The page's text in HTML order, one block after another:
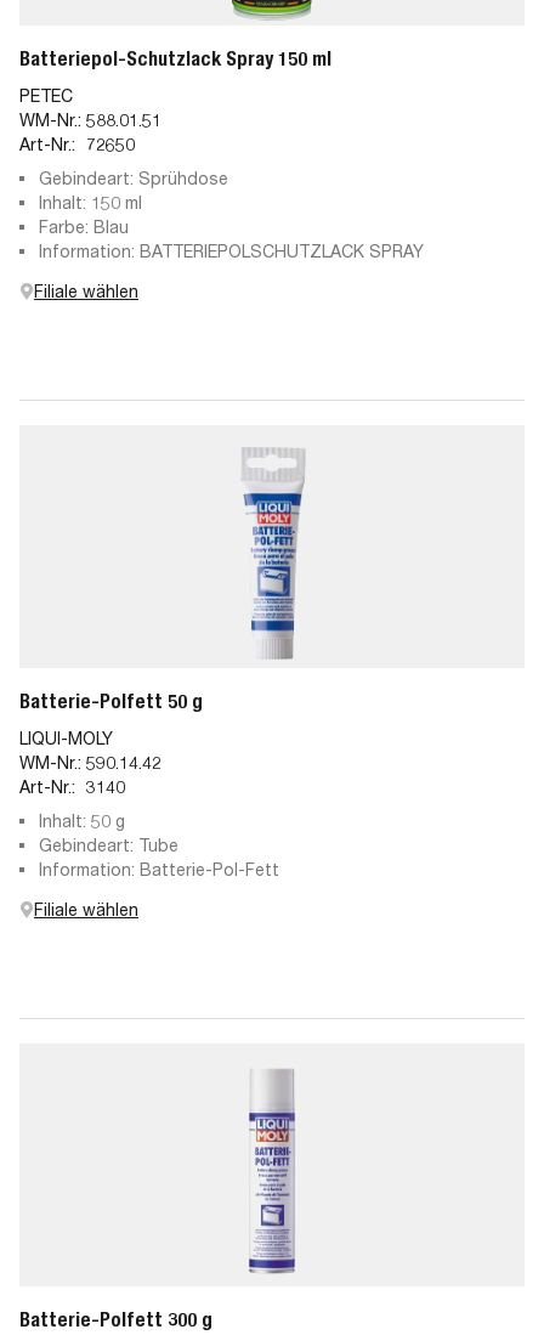
Batteriepol-Schutzlack Spray 150 ml
PETEC
WM-Nr.: 588.01.51
Art-Nr.:
72650
Gebindeart: Sprühdose
Inhalt: 150 ml
Farbe: Blau
Information: BATTERIEPOLSCHUTZLACK SPRAY
Filiale wählen
Batterie-Polfett 50 g
LIQUI-MOLY
WM-Nr.: 590.14.42
Art-Nr.: 3140
Inhalt: 50 g
Gebindeart: Tube
Information: Batterie-Pol-Fett
Filiale wählen
Batterie-Polfett 300 g